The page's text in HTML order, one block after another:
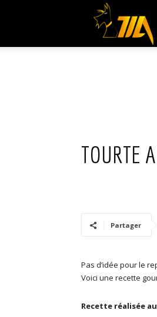
TOURTE
Partager
Pas d’idée pour le
Voici une recette
Recette réalisée